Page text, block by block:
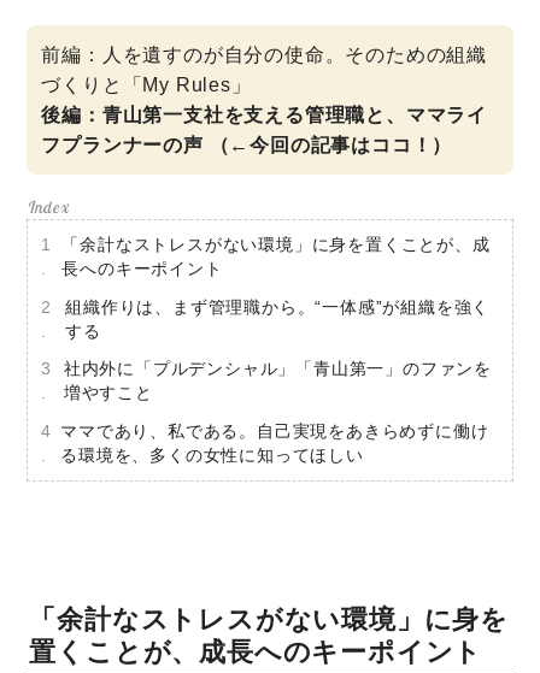
前編：人を遺すのが自分の使命。そのための組織
づくりと「My Rules」
後編：青山第一支社を支える管理職と、ママライ
フプランナーの声 （←今回の記事はココ！）
「余計なストレスがない環境」に身を置くことが、成
長へのキーポイント
組織作りは、まず管理職から。“一体感”が組織を強く
する
社内外に「プルデンシャル」「青山第一」のファンを
増やすこと
ママであり、私である。自己実現をあきらめずに働け
る環境を、多くの女性に知ってほしい
「余計なストレスがない環境」に身を
置くことが、成長へのキーポイント